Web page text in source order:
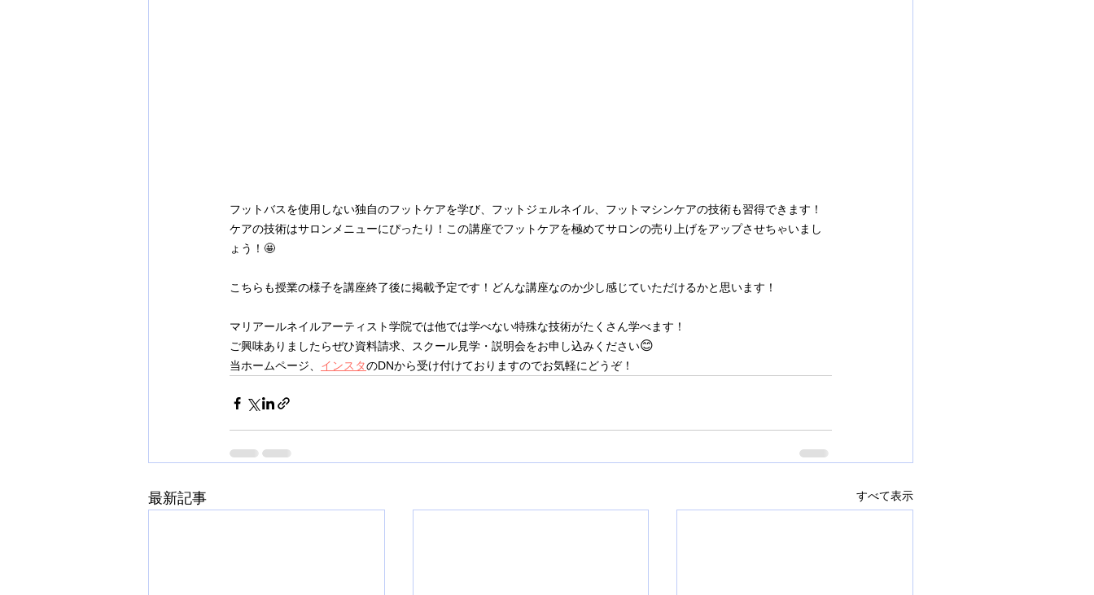
フットバスを使用しない独自のフットケアを学び、フットジェルネイル、フットマシンケアの技術も習得できます！
ケアの技術はサロンメニューにぴったり！この講座でフットケアを極めてサロンの売り上げをアップさせちゃいまし
ょう！🤩
こちらも授業の様子を講座終了後に掲載予定です！どんな講座なのか少し感じていただけるかと思います！
マリアールネイルアーティスト学院では他では学べない特殊な技術がたくさん学べます！
ご興味ありましたらぜひ資料請求、スクール見学・説明会をお申し込みください😊
当ホームページ、 インスタのDNから受け付けておりますのでお気軽にどうぞ！
最新記事 すべて表示